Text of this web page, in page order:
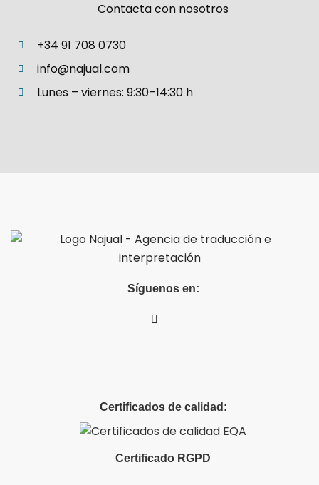
Contacta con nosotros
+34 91 708 0730
info@najual.com
Lunes – viernes: 9:30–14:30 h
Síguenos en:
Certificados de calidad:
Certificado RGPD